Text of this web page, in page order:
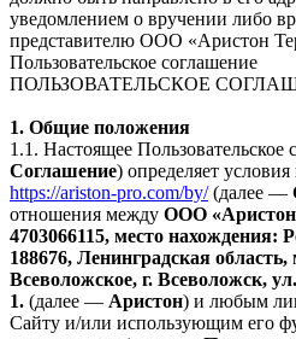
уведомлением о вручении либо
представителю ООО «Аристон
Пользовательское соглашение
ПОЛЬЗОВАТЕЛЬСКОЕ
1. Общие положения
1.1. Настоящее
Соглашение) определяет
https://ariston-pro.com/by/(далее —
отношения между ООО
4703066115, место нахождения:
188676, Ленинградская
Всеволожское, г. Всеволожск,
1. (далее — Аристон) и любым
Сайту и/или использующим его